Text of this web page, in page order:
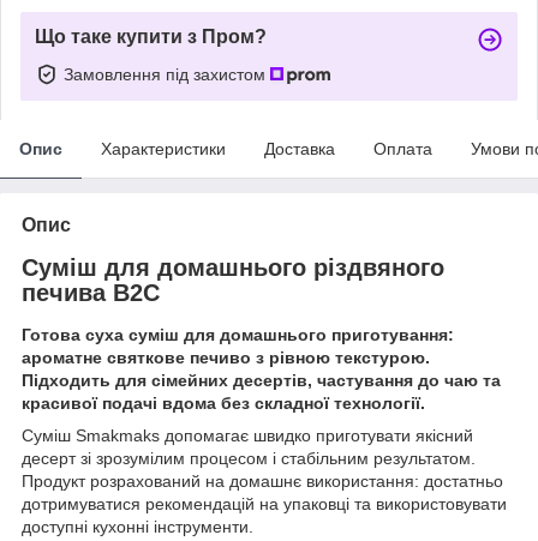
Що таке купити з Пром?
Замовлення під захистом
Опис Характеристики Доставка Оплата Умови
Опис
Суміш для домашнього різдвяного
печива B2C
Готова суха суміш для домашнього приготування:
ароматне святкове печиво з рівною текстурою.
Підходить для сімейних десертів, частування до чаю та
красивої подачі вдома без складної технології.
Суміш Smakmaks допомагає швидко приготувати якісний
десерт зі зрозумілим процесом і стабільним результатом.
Продукт розрахований на домашнє використання: достатньо
дотримуватися рекомендацій на упаковці та використовувати
доступні кухонні інструменти.